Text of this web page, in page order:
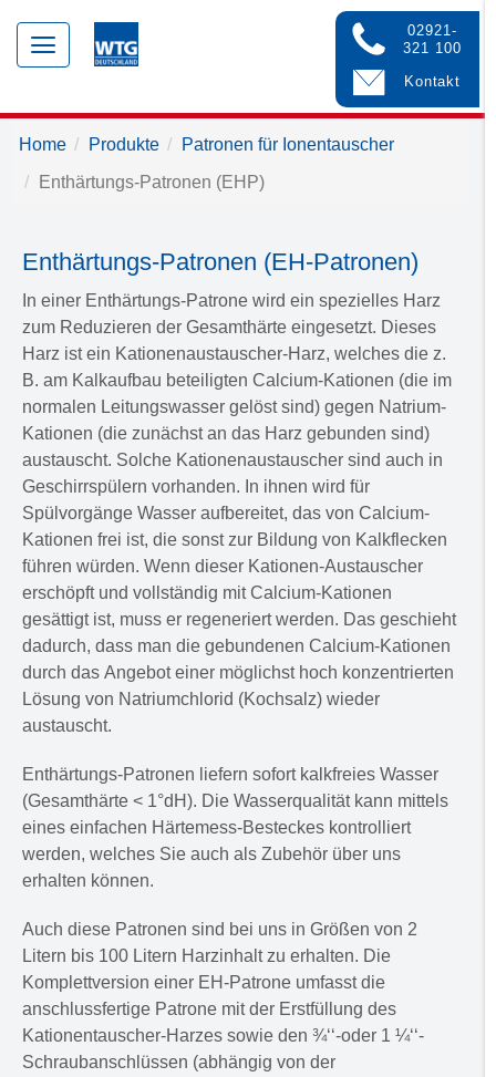
Toggle
navigation
02921-
321 100
Kontakt
Home Produkte
Patronen für Ionentauscher
Enthärtungs-Patronen (EHP)
Enthärtungs-Patronen (EH-Patronen)
In einer Enthärtungs-Patrone wird ein spezielles Harz
zum Reduzieren der Gesamthärte eingesetzt. Dieses
Harz ist ein Kationenaustauscher-Harz, welches die z.
B. am Kalkaufbau beteiligten Calcium-Kationen (die im
normalen Leitungswasser gelöst sind) gegen Natrium-
Kationen (die zunächst an das Harz gebunden sind)
austauscht. Solche Kationenaustauscher sind auch in
Geschirrspülern vorhanden. In ihnen wird für
Spülvorgänge Wasser aufbereitet, das von Calcium-
Kationen frei ist, die sonst zur Bildung von Kalkflecken
führen würden. Wenn dieser Kationen-Austauscher
erschöpft und vollständig mit Calcium-Kationen
gesättigt ist, muss er regeneriert werden. Das geschieht
dadurch, dass man die gebundenen Calcium-Kationen
durch das Angebot einer möglichst hoch konzentrierten
Lösung von Natriumchlorid (Kochsalz) wieder
austauscht.
Enthärtungs-Patronen liefern sofort kalkfreies Wasser
(Gesamthärte < 1°dH). Die Wasserqualität kann mittels
eines einfachen Härtemess-Besteckes kontrolliert
werden, welches Sie auch als Zubehör über uns
erhalten können.
Auch diese Patronen sind bei uns in Größen von 2
Litern bis 100 Litern Harzinhalt zu erhalten. Die
Komplettversion einer EH-Patrone umfasst die
anschlussfertige Patrone mit der Erstfüllung des
Kationentauscher-Harzes sowie den ¾‘‘-oder 1 ¼‘‘-
Schraubanschlüssen (abhängig von der